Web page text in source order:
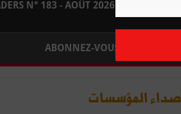
N° 183 - AOÛT 2026 : EN KIOSQUE
ABONNEZ-VOUS
المؤسسات